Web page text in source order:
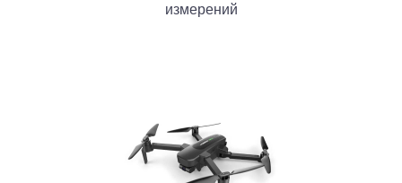
измерений
8 (8342) 34-34-24